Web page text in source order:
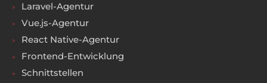
Laravel-Agentur
Vue.js-Agentur
React Native-Agentur
Frontend-Entwicklung
Schnittstellen